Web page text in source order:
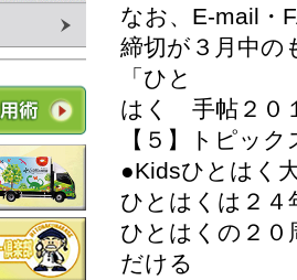
なお、E-mail・
締切が３月中の
「ひと
はく 手帖２０
【５】トピック
●Kidsひとはく
ひとはくは２４
ひとはくの２０
だける